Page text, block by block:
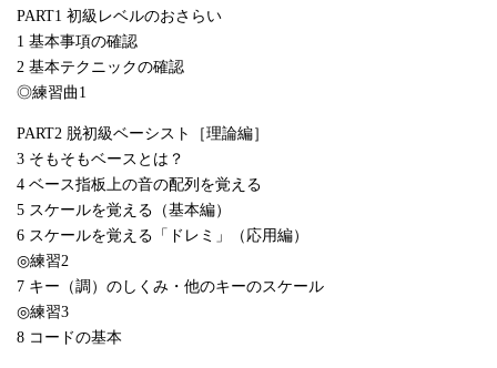
PART1 初級レベルのおさらい
1 基本事項の確認
2 基本テクニックの確認
◎練習曲1
PART2 脱初級ベーシスト［理論編］
3 そもそもベースとは？
4 ベース指板上の音の配列を覚える
5 スケールを覚える（基本編）
6 スケールを覚える「ドレミ」（応用編）
◎練習2
7 キー（調）のしくみ・他のキーのスケール
◎練習3
8 コードの基本